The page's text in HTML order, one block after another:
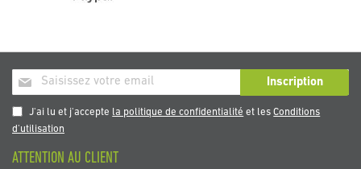
Inscription
à
notre
newsletter
Inscription
J'ai lu et j'accepte la politique de confidentialité et lesConditions
d'utilisation
ATTENTION AU CLIENT